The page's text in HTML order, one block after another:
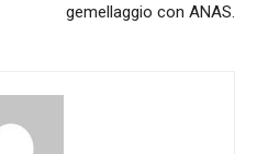
gemellaggio con ANAS.